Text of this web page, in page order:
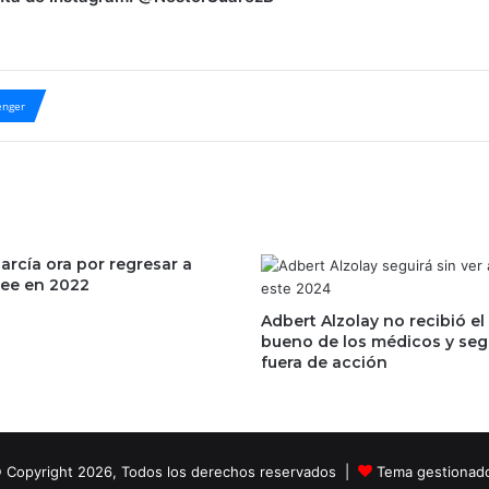
ora por regresar a
en 2022
Adbert Alzolay no recibió
bueno de los médicos y
fuera de acción
Copyright 2026, Todos los derechos reservados | Tema